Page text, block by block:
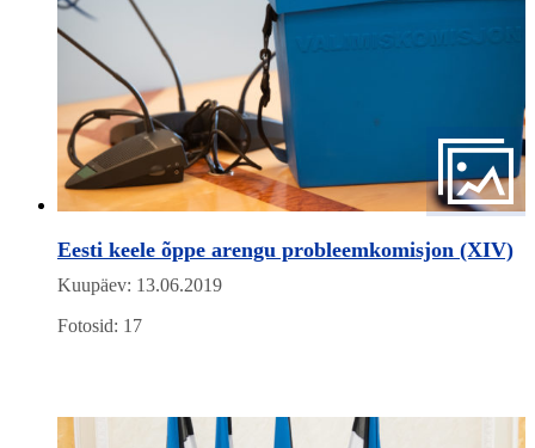
Eesti keele õppe arengu probleemkomisjon (XIV)
Kuupäev: 13.06.2019
Fotosid: 17